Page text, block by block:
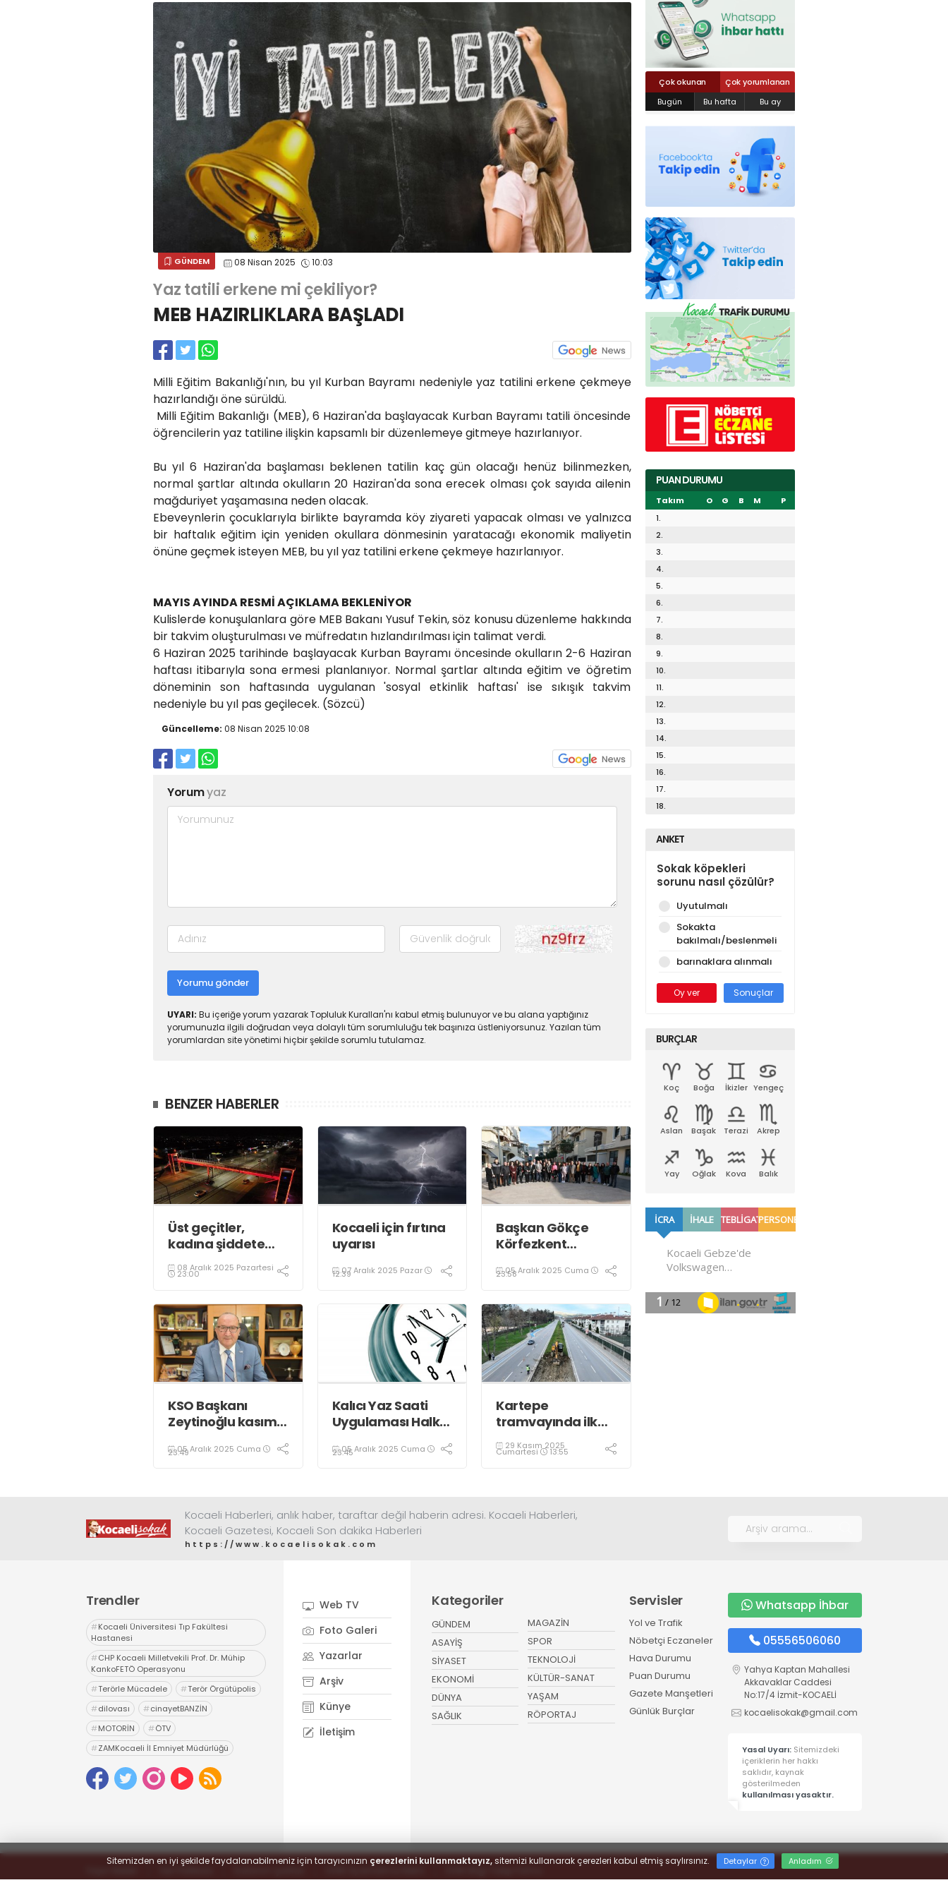
GÜNDEM 08 Nisan 2025 10:03
Yaz tatili erkene mi çekiliyor?
MEB HAZIRLIKLARA BAŞLADI
Milli Eğitim Bakanlığı'nın, bu yıl Kurban Bayramı nedeniyle yaz tatilini erkene çekmeye
hazırlandığı öne sürüldü.
Milli Eğitim Bakanlığı (MEB), 6 Haziran'da başlayacak Kurban Bayramı tatili öncesinde
öğrencilerin yaz tatiline ilişkin kapsamlı bir düzenlemeye gitmeye hazırlanıyor.
Bu yıl 6 Haziran'da başlaması beklenen tatilin kaç gün olacağı henüz bilinmezken,
normal şartlar altında okulların 20 Haziran'da sona erecek olması çok sayıda ailenin
mağduriyet yaşamasına neden olacak.
Ebeveynlerin çocuklarıyla birlikte bayramda köy ziyareti yapacak olması ve yalnızca
bir haftalık eğitim için yeniden okullara dönmesinin yaratacağı ekonomik maliyetin
önüne geçmek isteyen MEB, bu yıl yaz tatilini erkene çekmeye hazırlanıyor.
MAYIS AYINDA RESMİ AÇIKLAMA BEKLENİYOR
Kulislerde konuşulanlara göre MEB Bakanı Yusuf Tekin, söz konusu düzenleme hakkında
bir takvim oluşturulması ve müfredatın hızlandırılması için talimat verdi.
6 Haziran 2025 tarihinde başlayacak Kurban Bayramı öncesinde okulların 2-6 Haziran
haftası itibarıyla sona ermesi planlanıyor. Normal şartlar altında eğitim ve öğretim
döneminin son haftasında uygulanan 'sosyal etkinlik haftası' ise sıkışık takvim
nedeniyle bu yıl pas geçilecek. (Sözcü)
Güncelleme: 08 Nisan 2025 10:08
Yorumyaz
Yorumu gönder
UYARI: Bu içeriğe yorum yazarak Topluluk Kuralları'nı kabul etmiş bulunuyor ve bu alana yaptığınız
yorumunuzla ilgili doğrudan veya dolaylı tüm sorumluluğu tek başınıza üstleniyorsunuz. Yazılan tüm
yorumlardan site yönetimi hiçbir şekilde sorumlu tutulamaz.
BENZER HABERLER
Üst geçitler,
kadına şiddete
karşı “turuncu”
renkle aydınlatıldı;
08 Aralık 2025 Pazartesi
23:00
Kocaeli için fırtına
uyarısı
07 Aralık 2025 Pazar
12:39
Başkan Gökçe
Körfezkent
Oldu
05 Aralık 2025 Cuma
23:58
KSO Başkanı
Zeytinoğlu kasım
verilerini
05 Aralık 2025 Cuma
23:49
Kalıcı Yaz Saati
Uygulaması Halkın
Ediyor!
05 Aralık 2025 Cuma
23:45
Kartepe
tramvayında ilk
kepçe vuruldu
29 Kasım 2025
Cumartesi 13:55
Çok okunan
Çok yorumlanan
Bugün
Bu hafta Bu ay
PUAN DURUMU
Takım O G B M
P
1.
2.
3.
4.
5.
6.
7.
8.
9.
10.
11.
12.
13.
14.
15.
16.
17.
18.
ANKET
Sokak köpekleri
sorunu nasıl çözülür?
Uyutulmalı
Sokakta
bakılmalı/beslenmeli
barınaklara alınmalı
Oy ver Sonuçlar
BURÇLAR
Koç Boğa İkizler Yengeç
Aslan Başak Terazi Akrep
Yay Oğlak Kova Balık
Kocaeli Haberleri, anlık haber, taraftar değil haberin adresi. Kocaeli Haberleri,
Kocaeli Gazetesi, Kocaeli Son dakika Haberleri
https://www.kocaelisokak.com
Trendler
#Kocaeli Üniversitesi Tıp Fakültesi
Hastanesi
#CHP Kocaeli Milletvekili Prof. Dr. Mühip
KankoFETÖ Operasyonu
#Terörle Mücadele #Terör Örgütüpolis
#dilovası #cinayetBANZİN
#MOTORİN #ÖTV
#ZAMKocaeli İl Emniyet Müdürlüğü
#Uyuşturucu # uyarıcı madde ticareti
# hapis
Web TV
Foto Galeri
Yazarlar
Arşiv
Künye
İletişim
Kategoriler
GÜNDEM
ASAYİŞ
SİYASET
EKONOMİ
DÜNYA
SAĞLIK
MAGAZİN
SPOR
TEKNOLOJİ
KÜLTÜR-SANAT
YAŞAM
RÖPORTAJ
Servisler
Yol ve Trafik
Nöbetçi Eczaneler
Hava Durumu
Puan Durumu
Gazete Manşetleri
Günlük Burçlar
Whatsapp İhbar
05556506060
Yahya Kaptan Mahallesi
Akkavaklar Caddesi
No:17/4 İzmit-KOCAELİ
kocaelisokak@gmail.com
Yasal Uyarı: Sitemizdeki
içeriklerin her hakkı
saklıdır, kaynak
gösterilmeden
kullanılması yasaktır.
Yahya Kaptan Mahallesi Akkavaklar
kocaelisokak@gmail.com
Sitemizden en iyi şekilde faydalanabilmeniz için tarayıcınızın çerezlerini kullanmaktayız,sitemizi kullanarak çerezleri kabul etmiş saylırsınız. Detaylar Anladım